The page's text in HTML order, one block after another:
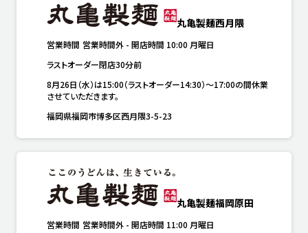
丸亀製麺西月隈
営業時間 営業時間外 - 開店時間 10:00 月曜日
ラストオーダー閉店30分前
8月26日（水）は15:00（ラストオーダー14:30）～17:00の間休業
させていただきます。
福岡県福岡市博多区西月隈3-5-23
丸亀製麺福岡原田
営業時間 営業時間外 - 開店時間 11:00 月曜日